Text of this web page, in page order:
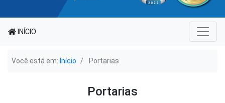
INÍCIO
Você está em: Início Portarias
Portarias